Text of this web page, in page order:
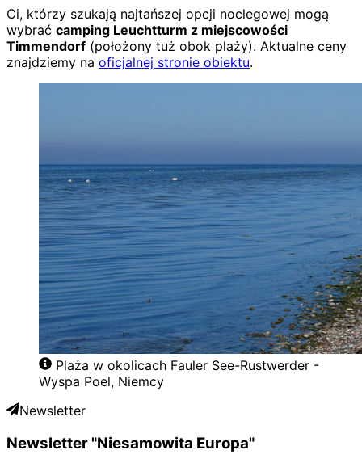
Ci, którzy szukają najtańszej opcji noclegowej mogą
wybrać camping Leuchtturm z miejscowości
Timmendorf (położony tuż obok plaży). Aktualne ceny
znajdziemy na oficjalnej stronie obiektu.
Plaża w okolicach Fauler See-Rustwerder -
Wyspa Poel, Niemcy
Newsletter
Newsletter "Niesamowita Europa"